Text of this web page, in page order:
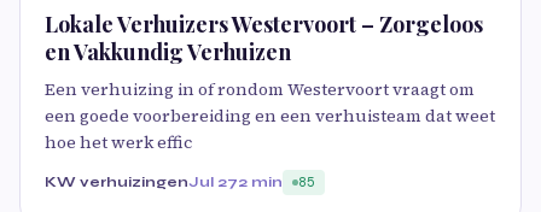
Lokale Verhuizers Westervoort – Zorgeloos
en Vakkundig Verhuizen
Een verhuizing in of rondom Westervoort vraagt om
een goede voorbereiding en een verhuisteam dat weet
hoe het werk effic
KW verhuizingenJul 272 min 85